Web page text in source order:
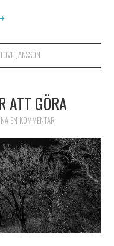
TOVE JANSSON
ATT GÖRA
EN KOMMENTAR